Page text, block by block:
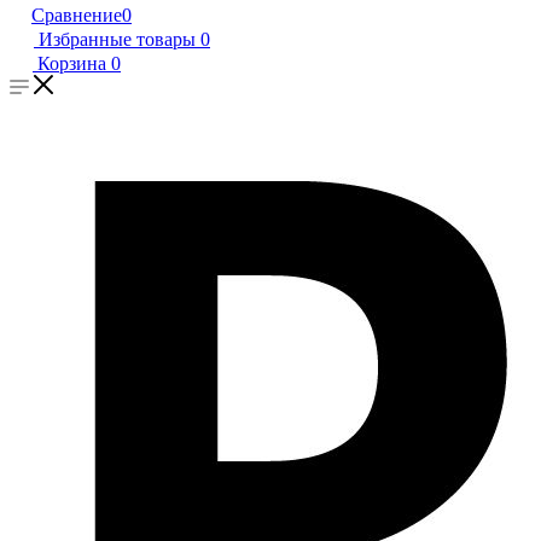
Сравнение0
Избранные товары 0
Корзина 0